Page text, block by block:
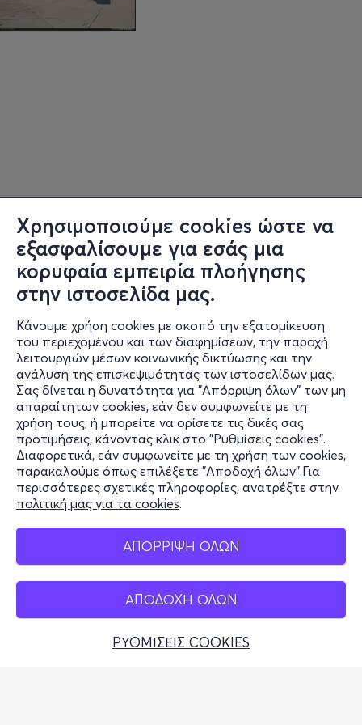
Χρησιμοποιούμε cookies ώστε να
εξασφαλίσουμε για εσάς μια
κορυφαία εμπειρία πλοήγησης
στην ιστοσελίδα μας.
Κάνουμε χρήση cookies με σκοπό την εξατομίκευση
του περιεχομένου και των διαφημίσεων, την παροχή
λειτουργιών μέσων κοινωνικής δικτύωσης και την
ανάλυση της επισκεψιμότητας των ιστοσελίδων μας.
Σας δίνεται η δυνατότητα για "Απόρριψη όλων" των μη
απαραίτητων cookies, εάν δεν συμφωνείτε με τη
χρήση τους, ή μπορείτε να ορίσετε τις δικές σας
προτιμήσεις, κάνοντας κλικ στο "Ρυθμίσεις cookies".
Διαφορετικά, εάν συμφωνείτε με τη χρήση των cookies,
παρακαλούμε όπως επιλέξετε "Αποδοχή όλων".Για
περισσότερες σχετικές πληροφορίες, ανατρέξτε στην
πολιτική μας για τα cookies.
ΑΠΟΡΡΙΨΗ ΟΛΩΝ
ΑΠΟΔΟΧΗ ΟΛΩΝ
ΡΥΘΜΙΣΕΙΣ COOKIES
Φυσικά σημεία
Πληροφορίες
Υποστήριξη
Stay Connected
Mobile app